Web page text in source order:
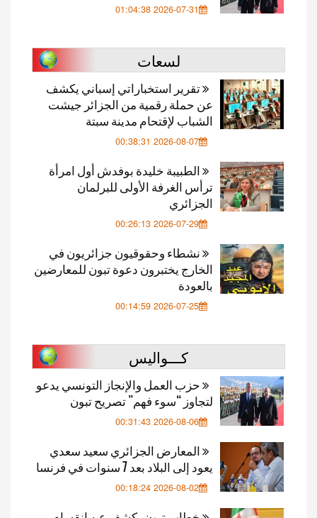
2026-07-31 01:04:38
لسعات
تقرير استخباراتي إسباني يكشف
عن حملة رقمية من الجزائر جيشت
الشباب لإقتحام مدينة سبتة
2026-08-07 00:38:31
الطبيبة خليدة بوفدش أول امرأة
ترأس الغرفة الأولى للبرلمان
الجزائري
2026-07-29 00:26:13
نشطاء وحقوقيون جزائريون في
الخارج يختبرون دعوة تبون للمعارضين
بالعودة
2026-07-25 00:14:59
كـــواليس
حزب العمل والإنجاز التونسي يدعو
لتجاوز “سوء فهم” تصريح تبون
2026-08-06 00:31:43
المعارض الجزائري سعيد سعدي
يعود إلى البلاد بعد 7 سنوات في فرنسا
2026-08-02 00:18:24